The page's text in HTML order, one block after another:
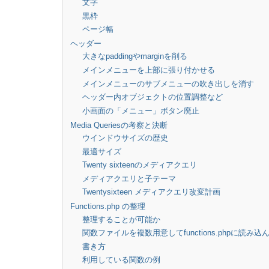
文字
黒枠
ページ幅
ヘッダー
大きなpaddingやmarginを削る
メインメニューを上部に張り付かせる
メインメニューのサブメニューの吹き出しを消す
ヘッダー内オブジェクトの位置調整など
小画面の「メニュー」ボタン廃止
Media Queriesの考察と決断
ウインドウサイズの歴史
最適サイズ
Twenty sixteenのメディアクエリ
メディアクエリと子テーマ
Twentysixteen メディアクエリ改変計画
Functions.php の整理
整理することが可能か
関数ファイルを複数用意してfunctions.phpに読み込
書き方
利用している関数の例